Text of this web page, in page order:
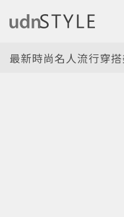
最新時尚名人流行穿搭